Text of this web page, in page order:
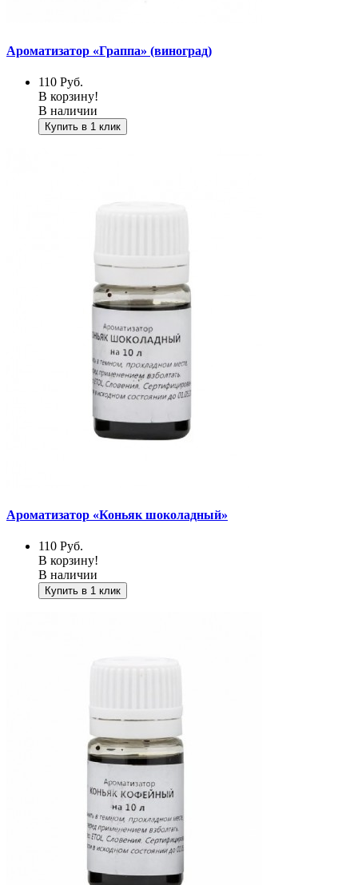
Ароматизатор «Граппа» (виноград)
110 Руб.
В корзину!
В наличии
Купить в 1 клик
Ароматизатор «Коньяк шоколадный»
110 Руб.
В корзину!
В наличии
Купить в 1 клик